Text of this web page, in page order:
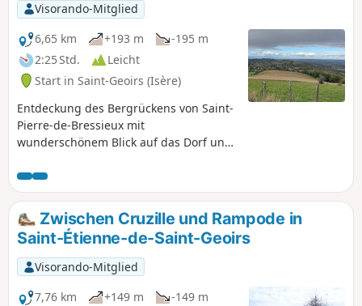
Visorando-Mitglied
6,65 km
+193 m
-195 m
2:25 Std.
Leicht
Start in Saint-Geoirs (Isère)
Entdeckung des Bergrückens von Saint-
Pierre-de-Bressieux mit
wunderschönem Blick auf das Dorf und
Feldern und Wäldern.
Zwischen Cruzille und Rampode in
Saint-Étienne-de-Saint-Geoirs
Visorando-Mitglied
7,76 km
+149 m
-149 m